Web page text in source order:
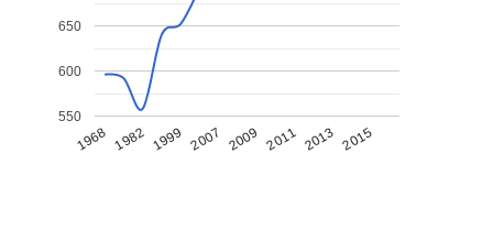
1968 1982 1999 2007 2009 2011 2013 2015
550
600
650